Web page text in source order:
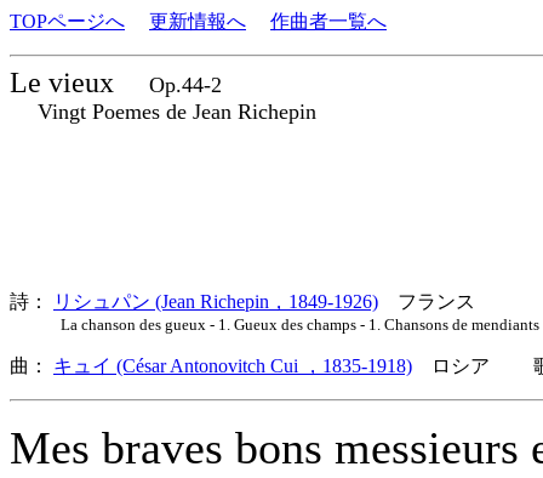
TOPページへ 更新情報へ 作曲者一覧へ
Le vieux
Op.44-2
Vingt Poemes de Jean Richepin
詩： リシュパン (Jean Richepin，1849-1926) フランス
La chanson des gueux - 1. Gueux des champs - 1. Chansons de
曲： キュイ (César Antonovitch Cui ，1835-1918) ロシア 歌
Mes braves bons messieurs